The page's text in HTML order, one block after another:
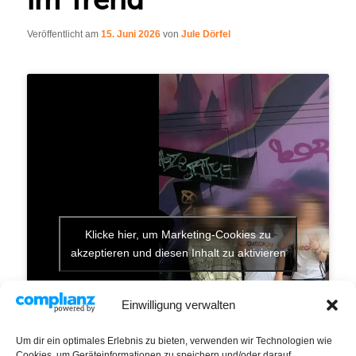
Einwilligung verwalten
Um dir ein optimales Erlebnis zu bieten, verwenden wir Technologien wie
Veröffentlicht am15. Juni 2026 vonJule Dörfel
Klicke hier, um Marketing-Cookies zu
akzeptieren und diesen Inhalt zu aktivieren